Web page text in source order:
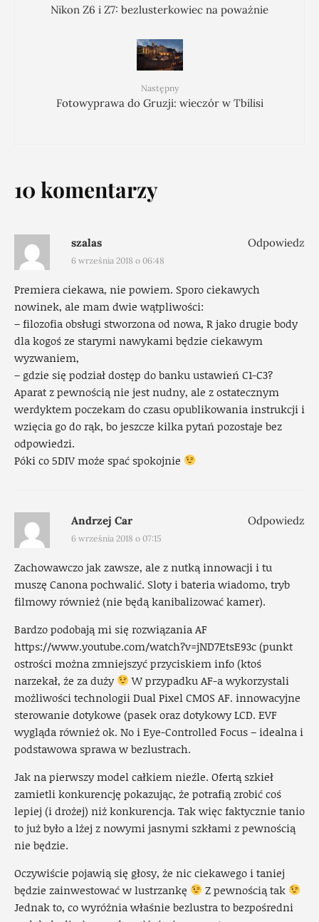
Nikon Z6 i Z7: bezlusterkowiec na poważnie
Następny
Fotowyprawa do Gruzji: wieczór w Tbilisi
10 komentarzy
szalas
6 września 2018 o 06:48
Premiera ciekawa, nie powiem. Sporo ciekawych
nowinek, ale mam dwie wątpliwości:
– filozofia obsługi stworzona od nowa, R jako drugie body
dla kogoś ze starymi nawykami będzie ciekawym
wyzwaniem,
– gdzie się podział dostęp do banku ustawień C1-C3?
Aparat z pewnością nie jest nudny, ale z ostatecznym
werdyktem poczekam do czasu opublikowania instrukcji i
wzięcia go do rąk, bo jeszcze kilka pytań pozostaje bez
odpowiedzi.
Póki co 5DIV może spać spokojnie
Odpowiedz
Andrzej Car
6 września 2018 o 07:15
Zachowawczo jak zawsze, ale z nutką innowacji i tu
muszę Canona pochwalić. Sloty i bateria wiadomo, tryb
filmowy również (nie będą kanibalizować kamer).
Bardzo podobają mi się rozwiązania AF
https://www.youtube.com/watch?v=jND7EtsE93c(punkt
ostrości można zmniejszyć przyciskiem info (ktoś
narzekał, że za duży
W przypadku AF-a wykorzystali
możliwości technologii Dual Pixel CMOS AF. innowacyjne
sterowanie dotykowe (pasek oraz dotykowy LCD. EVF
wygląda również ok. No i Eye-Controlled Focus – idealna i
podstawowa sprawa w bezlustrach.
Jak na pierwszy model całkiem nieźle. Ofertą szkieł
zamietli konkurencję pokazując, że potrafią zrobić coś
lepiej (i drożej) niż konkurencja. Tak więc faktycznie tanio
to już było a lżej z nowymi jasnymi szkłami z pewnością
nie będzie.
Oczywiście pojawią się głosy, że nic ciekawego i taniej
będzie zainwestować w lustrzankę
Z pewnością tak
Jednak to, co wyróżnia właśnie bezlustra to bezpośredni
Odpowiedz